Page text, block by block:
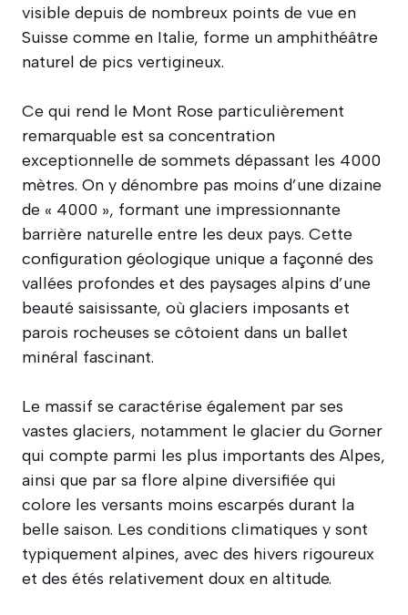
visible depuis de nombreux points de vue en
Suisse comme en Italie, forme un amphithéâtre
naturel de pics vertigineux.
Ce qui rend le Mont Rose particulièrement
remarquable est sa concentration
exceptionnelle de sommets dépassant les 4000
mètres. On y dénombre pas moins d’une dizaine
de « 4000 », formant une impressionnante
barrière naturelle entre les deux pays. Cette
configuration géologique unique a façonné des
vallées profondes et des paysages alpins d’une
beauté saisissante, où glaciers imposants et
parois rocheuses se côtoient dans un ballet
minéral fascinant.
Le massif se caractérise également par ses
vastes glaciers, notamment le glacier du Gorner
qui compte parmi les plus importants des Alpes,
ainsi que par sa flore alpine diversifiée qui
colore les versants moins escarpés durant la
belle saison. Les conditions climatiques y sont
typiquement alpines, avec des hivers rigoureux
et des étés relativement doux en altitude.